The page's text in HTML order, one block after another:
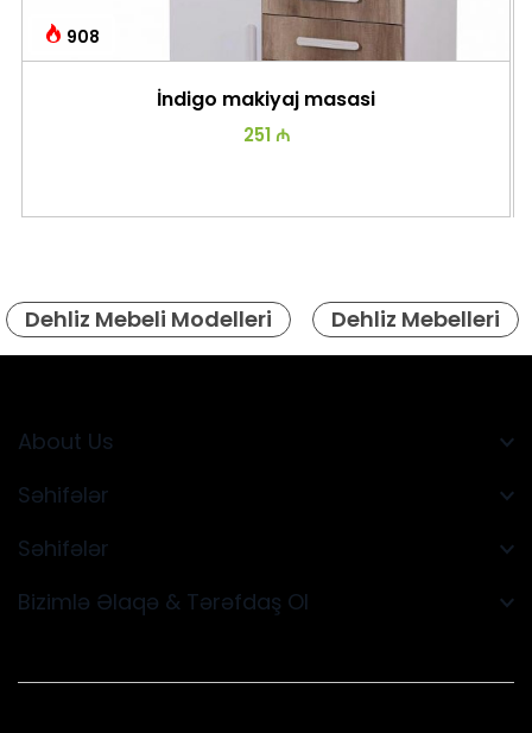
908
İndigo makiyaj masasi
251 ₼
Dehliz Mebeli Modelleri Dehliz Mebelleri
About Us
Səhifələr
Səhifələr
Bizimlə Əlaqə & Tərəfdaş Ol